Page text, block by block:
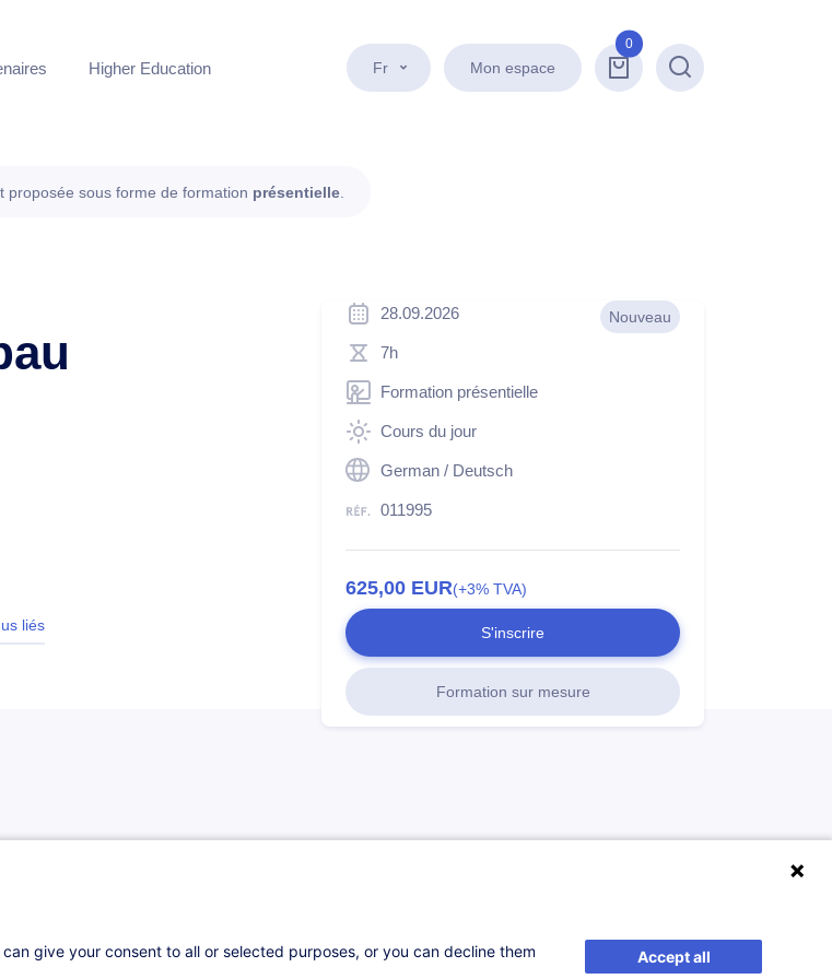
Fr Mon espace
0
Recherche
Higher Education
proposée sous forme de formation présentielle
liés
Nouveau
28.09.2026
7h
Formation présentielle
Cours du jour
German / Deutsch
011995
625,00 EUR(+3% TVA)
S'inscrire
Formation sur mesure
give your consent to all or selected purposes, or you can decline them
Accept all